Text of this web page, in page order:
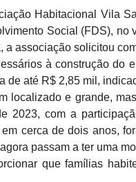
Habitacional Vila
Social (FDS),
a associação solicitou
à construção do
de até R$ 2,85 mil,
localizado e grande,
2023, com a
cerca de dois anos,
passam a ter uma
que famílias